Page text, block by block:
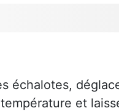
échalotes,
et